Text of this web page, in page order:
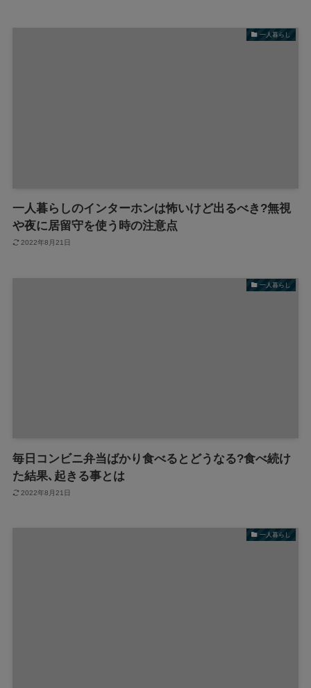
一人暮らし
一人暮らしのインターホンは怖いけど出るべき?無視
や夜に居留守を使う時の注意点
2022年8月21日
一人暮らし
毎日コンビニ弁当ばかり食べるとどうなる?食べ続け
た結果､起きる事とは
2022年8月21日
一人暮らし